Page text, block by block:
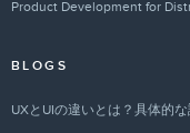
Product Development for
BLOGS
UXとUIの違いとは？具体的な